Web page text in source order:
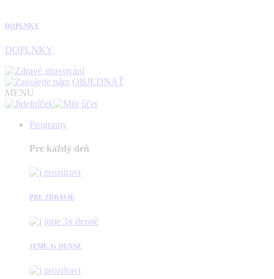
DOPLNKY
DOPLNKY
OBJEDNAŤ
MENU
Programy
Pre každý deň
PRE ZDRAVIE
JEME 3x DENNE